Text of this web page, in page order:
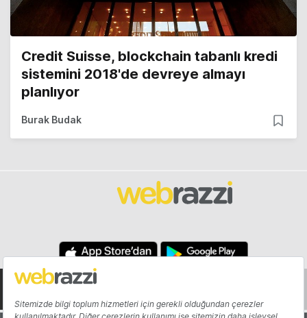
Credit Suisse, blockchain tabanlı kredi
sistemini 2018'de devreye almayı
planlıyor
Burak Budak